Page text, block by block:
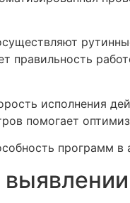
правильность
исполнения
помогает
программ